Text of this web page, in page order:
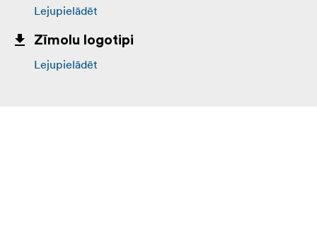
Lejupielādēt
Zīmolu logotipi
Lejupielādēt